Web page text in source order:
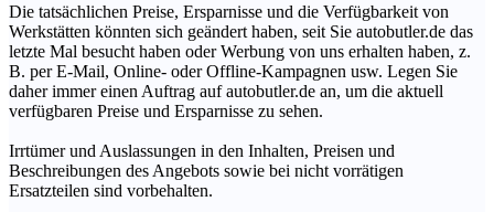
Die tatsächlichen Preise, Ersparnisse und die Verfügbarkeit von
Werkstätten könnten sich geändert haben, seit Sie autobutler.de das
letzte Mal besucht haben oder Werbung von uns erhalten haben, z.
B. per E-Mail, Online- oder Offline-Kampagnen usw. Legen Sie
daher immer einen Auftrag auf autobutler.de an, um die aktuell
verfügbaren Preise und Ersparnisse zu sehen.
Irrtümer und Auslassungen in den Inhalten, Preisen und
Beschreibungen des Angebots sowie bei nicht vorrätigen
Ersatzteilen sind vorbehalten.